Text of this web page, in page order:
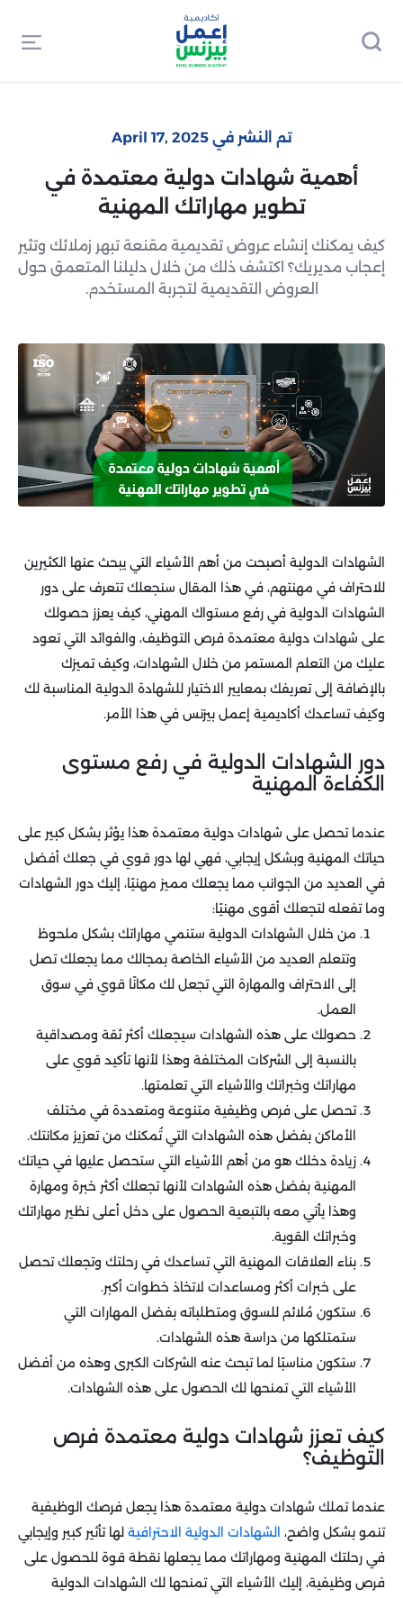
تم النشر في April 17, 2025
أهمية شهادات دولية معتمدة في
تطوير مهاراتك المهنية
كيف يمكنك إنشاء عروض تقديمية مقنعة تبهر زملائك وتثير
إعجاب مديريك؟ اكتشف ذلك من خلال دليلنا المتعمق حول
العروض التقديمية لتجربة المستخدم.
الشهادات الدولية أصبحت من أهم الأشياء التي يبحث عنها الكثيرين
للاحتراف في مهنتهم، في هذا المقال سنجعلك تتعرف على دور
الشهادات الدولية في رفع مستواك المهني، كيف يعزز حصولك
على شهادات دولية معتمدة فرص التوظيف، والفوائد التي تعود
عليك من التعلم المستمر من خلال الشهادات، وكيف تميزك
بالإضافة إلى تعريفك بمعايير الاختيار للشهادة الدولية المناسبة لك
وكيف تساعدك أكاديمية إعمل بيزنس في هذا الأمر.
دور الشهادات الدولية في رفع مستوى
الكفاءة المهنية
عندما تحصل على شهادات دولية معتمدة هذا يؤثر بشكل كبير على
حياتك المهنية وبشكل إيجابي، فهي لها دور قوي في جعلك أفضل
في العديد من الجوانب مما يجعلك مميز مهنيًا، إليك دور الشهادات
وما تفعله لتجعلك أقوى مهنيًا:
من خلال الشهادات الدولية ستنمي مهاراتك بشكل ملحوظ
وتتعلم العديد من الأشياء الخاصة بمجالك مما يجعلك تصل
إلى الاحتراف والمهارة التي تجعل لك مكانًا قوي في سوق
العمل.
حصولك على هذه الشهادات سيجعلك أكثر ثقة ومصداقية
بالنسبة إلى الشركات المختلفة وهذا لأنها تأكيد قوي على
مهاراتك وخبراتك والأشياء التي تعلمتها.
تحصل على فرص وظيفية متنوعة ومتعددة في مختلف
الأماكن بفضل هذه الشهادات التي تُمكنك من تعزيز مكانتك.
زيادة دخلك هو من أهم الأشياء التي ستحصل عليها في حياتك
المهنية بفضل هذه الشهادات لأنها تجعلك أكثر خبرة ومهارة
وهذا يأتي معه بالتبعية الحصول على دخل أعلى نظير مهاراتك
وخبراتك القوية.
بناء العلاقات المهنية التي تساعدك في رحلتك وتجعلك تحصل
على خبرات أكثر ومساعدات لاتخاذ خطوات أكبر.
ستكون مُلائم للسوق ومتطلباته بفضل المهارات التي
ستمتلكها من دراسة هذه الشهادات.
ستكون مناسبًا لما تبحث عنه الشركات الكبرى وهذه من أفضل
الأشياء التي تمنحها لك الحصول على هذه الشهادات.
كيف تعزز شهادات دولية معتمدة فرص
التوظيف؟
عندما تملك شهادات دولية معتمدة هذا يجعل فرصك الوظيفية
تنمو بشكل واضح، الشهادات الدولية الاحترافية لها تأثير كبير وإيجابي
في رحلتك المهنية ومهاراتك مما يجعلها نقطة قوة للحصول على
فرص وظيفية، إليك الأشياء التي تمنحها لك الشهادات الدولية